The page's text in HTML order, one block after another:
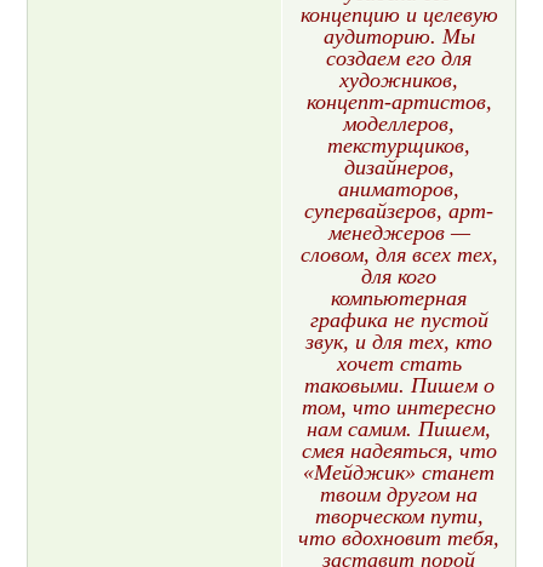
концепцию и целевую
аудиторию. Мы
создаем его для
художников,
концепт-артистов,
моделлеров,
текстурщиков,
дизайнеров,
аниматоров,
супервайзеров, арт-
менеджеров —
словом, для всех тех,
для кого
компьютерная
графика не пустой
звук, и для тех, кто
хочет стать
таковыми. Пишем о
том, что интересно
нам самим. Пишем,
смея надеяться, что
«Мейджик» станет
твоим другом на
творческом пути,
что вдохновит тебя,
заставит порой